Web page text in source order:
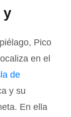
y
Pico
en el
de
y su
En ella